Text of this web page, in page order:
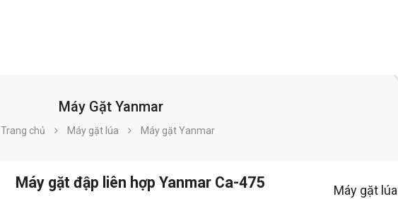
Máy Gặt Yanmar
Trang chủ Máy gặt lúa Máy gặt Yanmar
Máy gặt đập liên hợp Yanmar Ca-475 Máy gặt lúa